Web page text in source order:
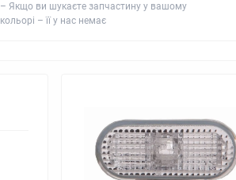
– Якщо ви шукаєте запчастину у вашому
кольорі – її у нас немає